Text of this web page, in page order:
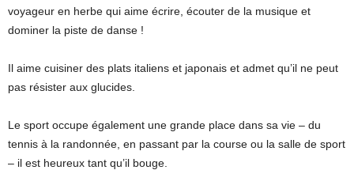
voyageur en herbe qui aime écrire, écouter de la musique et
dominer la piste de danse !
Il aime cuisiner des plats italiens et japonais et admet qu’il ne peut
pas résister aux glucides.
Le sport occupe également une grande place dans sa vie – du
tennis à la randonnée, en passant par la course ou la salle de sport
– il est heureux tant qu’il bouge.